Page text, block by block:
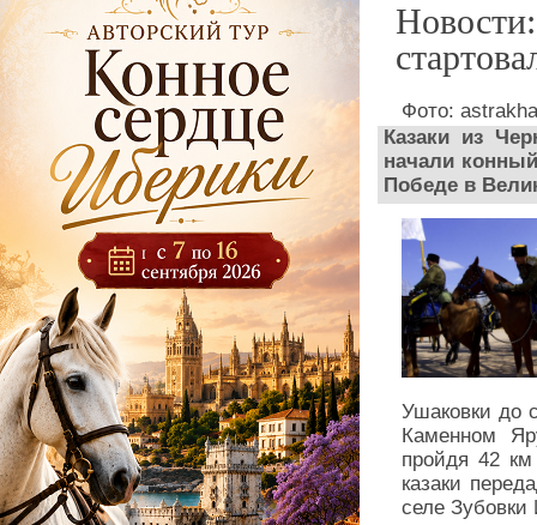
Фото:
Казаки из
начали
Победе в
Ушаковки до
Каменном
пройдя 42
казаки
селе